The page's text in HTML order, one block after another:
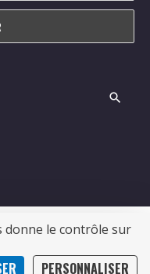
donne le contrôle sur
PERSONNALISER
Propulsé par Soluris